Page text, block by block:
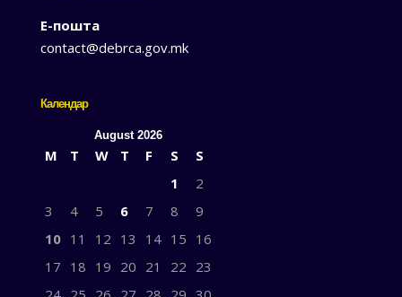
Е-пошта
contact@debrca.gov.mk
Календар
August 2026
M T W T F S
S
1
2
3
4 5 6 7 8
9
10 11 12 13 14 15 16
17 18 19 20 21 22 23